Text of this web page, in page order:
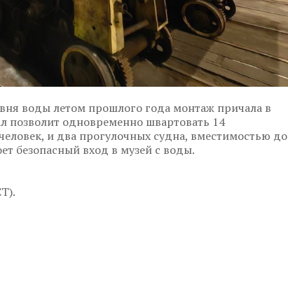
воды летом прошлого года монтаж причала в
позволит одновременно швартовать 14
и два прогулочных судна, вместимостью до
безопасный вход в музей с воды.